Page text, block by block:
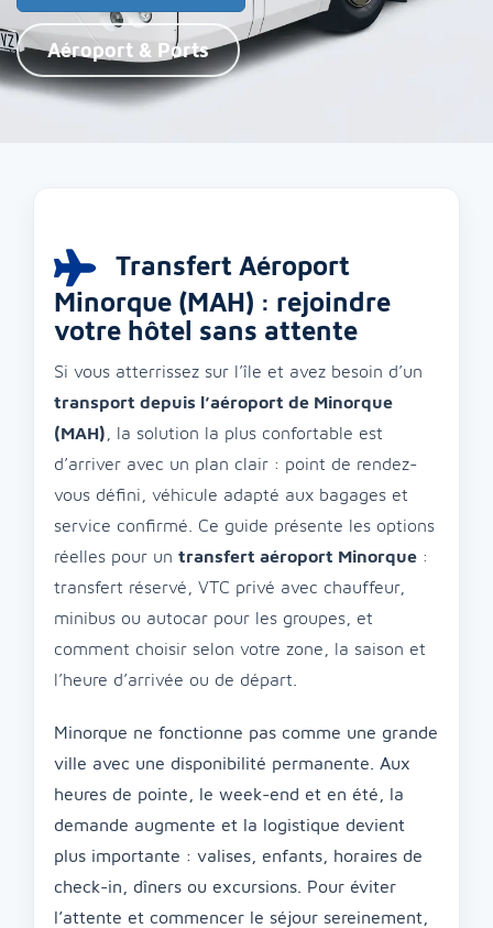
Aéroport & Ports
Transfert Aéroport
Minorque (MAH) : rejoindre
votre hôtel sans attente
Si vous atterrissez sur l’île et avez besoin d’un
transport depuis l’aéroport de Minorque
(MAH) , la solution la plus confortable est
d’arriver avec un plan clair : point de rendez-
vous défini, véhicule adapté aux bagages et
service confirmé. Ce guide présente les options
réelles pour un transfert aéroport Minorque :
transfert réservé, VTC privé avec chauffeur,
minibus ou autocar pour les groupes, et
comment choisir selon votre zone, la saison et
l’heure d’arrivée ou de départ.
Minorque ne fonctionne pas comme une grande
ville avec une disponibilité permanente. Aux
heures de pointe, le week-end et en été, la
demande augmente et la logistique devient
plus importante : valises, enfants, horaires de
check-in, dîners ou excursions. Pour éviter
l’attente et commencer le séjour sereinement,